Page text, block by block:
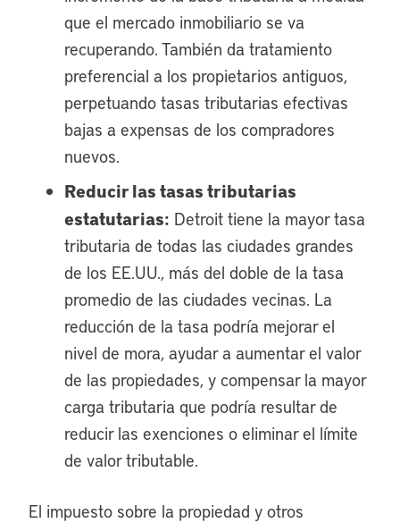
que el mercado inmobiliario se va
recuperando. También da tratamiento
preferencial a los propietarios antiguos,
perpetuando tasas tributarias efectivas
bajas a expensas de los compradores
nuevos.
Reducir las tasas tributarias
estatutarias: Detroit tiene la mayor tasa
tributaria de todas las ciudades grandes
de los EE.UU., más del doble de la tasa
promedio de las ciudades vecinas. La
reducción de la tasa podría mejorar el
nivel de mora, ayudar a aumentar el valor
de las propiedades, y compensar la mayor
carga tributaria que podría resultar de
reducir las exenciones o eliminar el límite
de valor tributable.
El impuesto sobre la propiedad y otros